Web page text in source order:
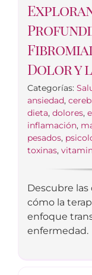
Dolor y
Categorías:
ansiedad,
dieta, dolores,
inflamación,
pesados,
toxinas,
Descubre las
cómo la
enfoque
enfermedad.